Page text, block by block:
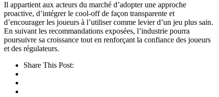
Il appartient aux acteurs du marché d’adopter une approche
proactive, d’intégrer le cool‑off de façon transparente et
d’encourager les joueurs à l’utiliser comme levier d’un jeu plus sain.
En suivant les recommandations exposées, l’industrie pourra
poursuivre sa croissance tout en renforçant la confiance des joueurs
et des régulateurs.
Share This Post: